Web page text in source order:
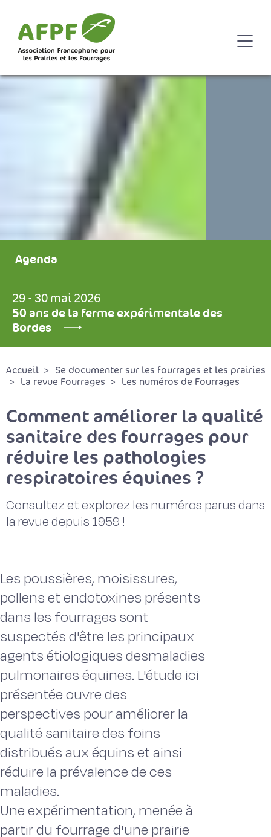
Agenda
29 - 30 mai 2026
50 ans de la ferme expérimentale des
Bordes
Accueil
Se documenter sur les fourrages et les prairies
La revue Fourrages
Les numéros de Fourrages
Comment améliorer la qualité
sanitaire des fourrages pour
réduire les pathologies
respiratoires équines ?
Consultez et explorez les numéros parus dans
la revue depuis 1959 !
Les poussières, moisissures,
pollens et endotoxines présents
dans les fourrages sont
suspectés d'être les principaux
agents étiologiques desmaladies
pulmonaires équines. L'étude ici
présentée ouvre des
perspectives pour améliorer la
qualité sanitaire des foins
distribués aux équins et ainsi
réduire la prévalence de ces
maladies.
Une expérimentation, menée à
partir du fourrage d'une prairie